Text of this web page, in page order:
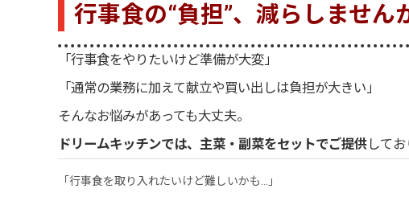
行事食の“負担”、減らしません
「行事食をやりたいけど準備が大変」
「通常の業務に加えて献立や買い出しは負担が大きい」
そんなお悩みがあっても大丈夫。
ドリームキッチンでは、主菜・副菜をセットでご提供 して
「行事食を取り入れたいけど難しいかも…」